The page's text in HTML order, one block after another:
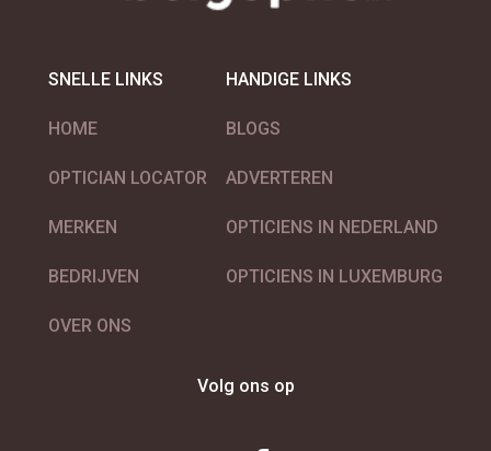
SNELLE LINKS
HOME
OPTICIAN LOCATOR
MERKEN
BEDRIJVEN
OVER ONS
HANDIGE LINKS
BLOGS
ADVERTEREN
OPTICIENS IN NEDERLAND
OPTICIENS IN LUXEMBURG
Volg ons op